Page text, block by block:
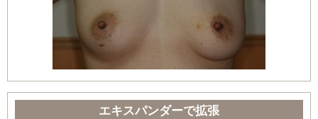
エキスパンダーで拡張